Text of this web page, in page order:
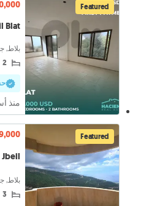
Featured
Blat
بلاط,
2
منذ
Featured
بلاط,
3